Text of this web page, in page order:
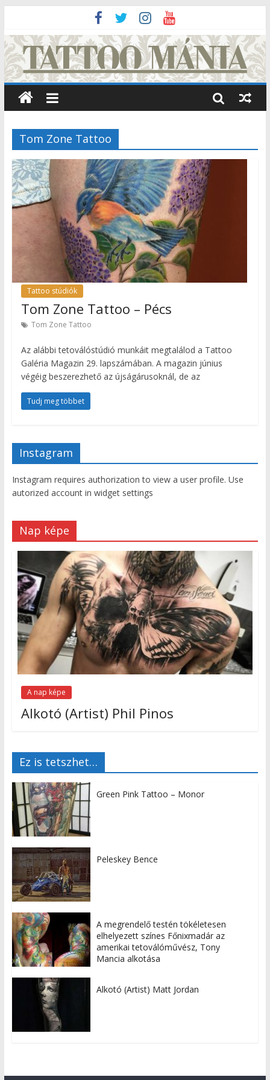
Tom Zone Tattoo
Tattoo stúdiók
Tom Zone Tattoo – Pécs
Tom Zone Tattoo
Az alábbi tetoválóstúdió munkáit megtalálod a Tattoo
Galéria Magazin 29. lapszámában. A magazin június
végéig beszerezhető az újságárusoknál, de az
Tudj meg többet
Instagram
Instagram requires authorization to view a user profile. Use
autorized account in widget settings
Nap képe
A nap képe
Alkotó (Artist) Phil Pinos
Ez is tetszhet…
Green Pink Tattoo – Monor
Peleskey Bence
A megrendelő testén tökéletesen
elhelyezett színes Főnixmadár az
amerikai tetoválóművész, Tony
Mancia alkotása
Alkotó (Artist) Matt Jordan